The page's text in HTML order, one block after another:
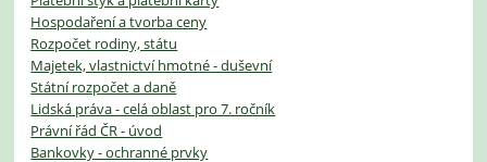
Hospodaření a tvorba ceny
Rozpočet rodiny, státu
Majetek, vlastnictví hmotné - duševní
Státní rozpočet a daně
Lidská práva - celá oblast pro 7. ročník
Právní řád ČR - úvod
Bankovky - ochranné prvky